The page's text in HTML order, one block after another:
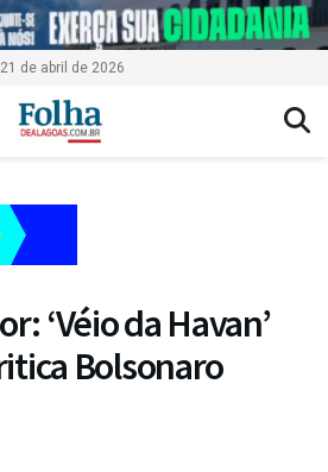
21 de abril de 2026
‘Véio da Havan’
Bolsonaro